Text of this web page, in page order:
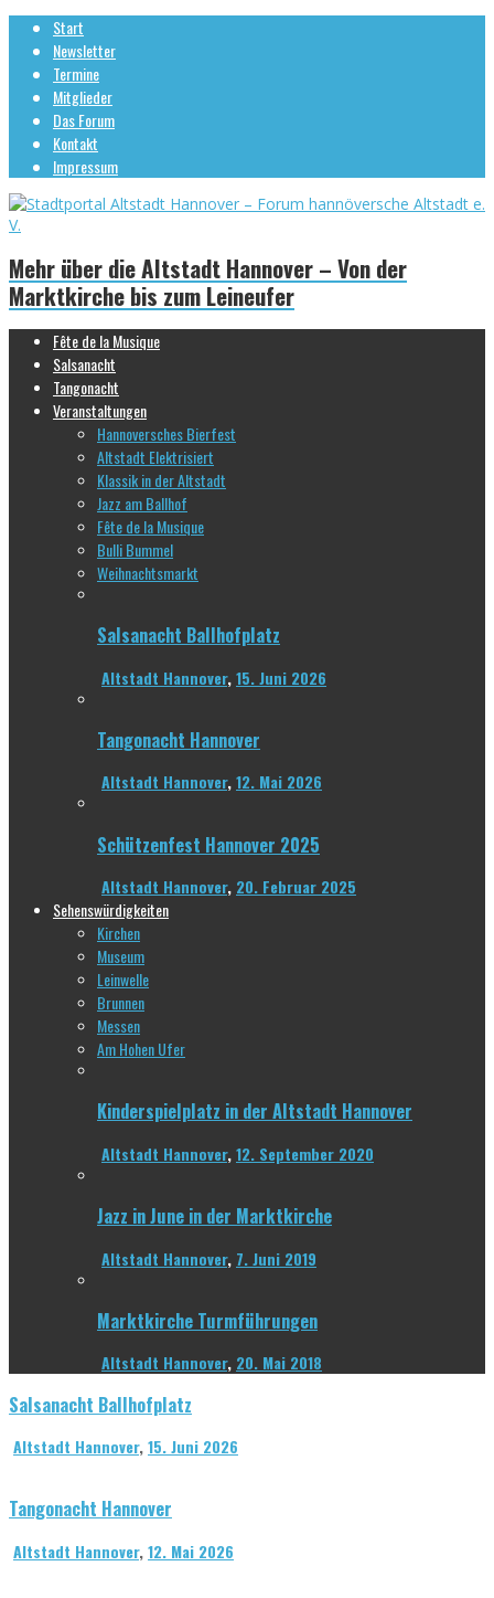
Start
Newsletter
Termine
Mitglieder
Das Forum
Kontakt
Impressum
Mehr über die Altstadt Hannover – Von der
Marktkirche bis zum Leineufer
Fête de la Musique
Salsanacht
Tangonacht
Veranstaltungen
Hannoversches Bierfest
Altstadt Elektrisiert
Klassik in der Altstadt
Jazz am Ballhof
Fête de la Musique
Bulli Bummel
Weihnachtsmarkt
Salsanacht Ballhofplatz
Altstadt Hannover,15. Juni 2026
Tangonacht Hannover
Altstadt Hannover,12. Mai 2026
Schützenfest Hannover 2025
Altstadt Hannover, 20. Februar 2025
Sehenswürdigkeiten
Kirchen
Museum
Leinwelle
Brunnen
Messen
Am Hohen Ufer
Kinderspielplatz in der Altstadt Hannover
Altstadt Hannover,12. September 2020
Jazz in June in der Marktkirche
Altstadt Hannover, 7. Juni 2019
Marktkirche Turmführungen
Altstadt Hannover, 20. Mai 2018
Salsanacht Ballhofplatz
Altstadt Hannover,15. Juni 2026
Tangonacht Hannover
Altstadt Hannover,12. Mai 2026